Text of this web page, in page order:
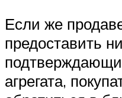
Если же
предоставить
агрегата,